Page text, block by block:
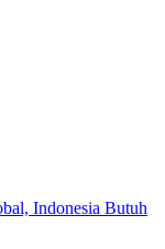
Indonesia Butuh